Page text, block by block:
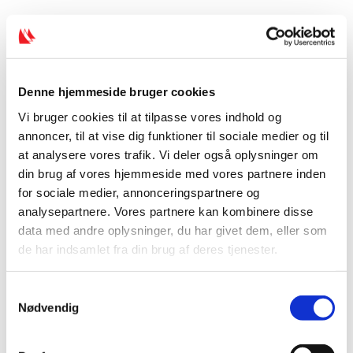
Denne hjemmeside bruger cookies
Vi bruger cookies til at tilpasse vores indhold og
annoncer, til at vise dig funktioner til sociale medier og til
at analysere vores trafik. Vi deler også oplysninger om
din brug af vores hjemmeside med vores partnere inden
for sociale medier, annonceringspartnere og
analysepartnere. Vores partnere kan kombinere disse
data med andre oplysninger, du har givet dem, eller som
de har indsamlet fra din brug af deres tjenester.
Nødvendig
Foto: Sailing Energy
Planen er klar!